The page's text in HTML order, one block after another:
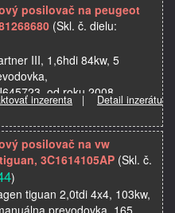
posilovač na peugeot
(Skl. č. dielu:
III, 1,6hdi 84kw, 5
od roku 2008,
je tam aj nádobka,
kvapalinu, brzdový
inzerenta | Detail inzerátu
posilovač na vw
3C1614105AP (Skl. č.
)
tiguan 2,0tdi 4x4, 103kw,
prevodovka, 165